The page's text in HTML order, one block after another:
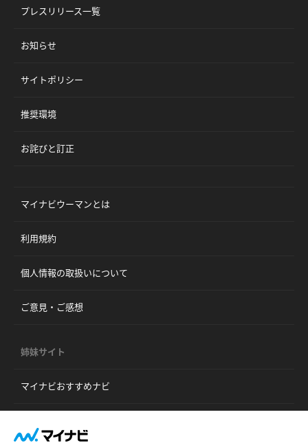
プレスリリース一覧
お知らせ
サイトポリシー
推奨環境
お詫びと訂正
マイナビウーマンとは
利用規約
個人情報の取扱いについて
ご意見・ご感想
姉妹サイト
マイナビおすすめナビ